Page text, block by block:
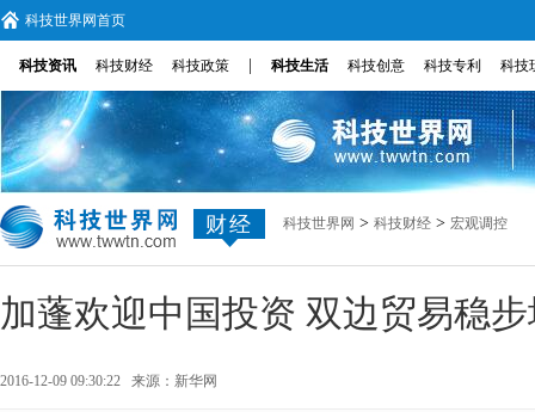
科技世界网首页
科技资讯 科技财经 科技政策 科技生活 科技创意 科技专利 科技
财经 科技世界网 > 科技财经 > 宏观调控
加蓬欢迎中国投资 双边贸易稳
2016-12-09 09:30:22 来源： 新华网